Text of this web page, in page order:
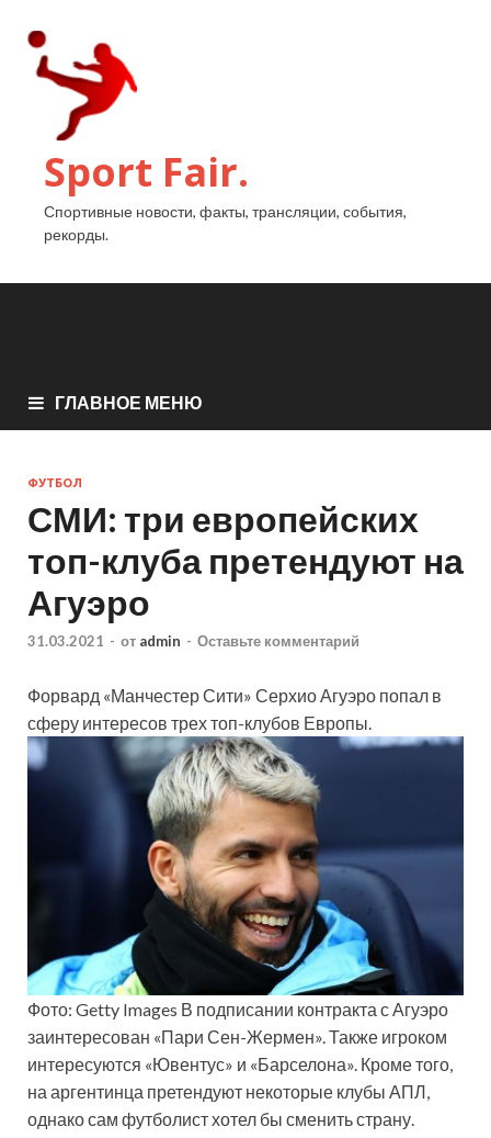
Sport Fair.
Спортивные новости, факты, трансляции, события,
рекорды.
ГЛАВНОЕ МЕНЮ
ФУТБОЛ
СМИ: три европейских
топ-клуба претендуют на
Агуэро
31.03.2021 - от admin - Оставьте комментарий
Форвард «Манчестер Сити» Серхио Агуэро попал в
сферу интересов трех топ-клубов Европы.
Фото: Getty Images В подписании контракта с Агуэро
заинтересован «Пари Сен-Жермен». Также игроком
интересуются «Ювентус» и «Барселона». Кроме того,
на аргентинца претендуют некоторые клубы АПЛ,
однако сам футболист хотел бы сменить страну.